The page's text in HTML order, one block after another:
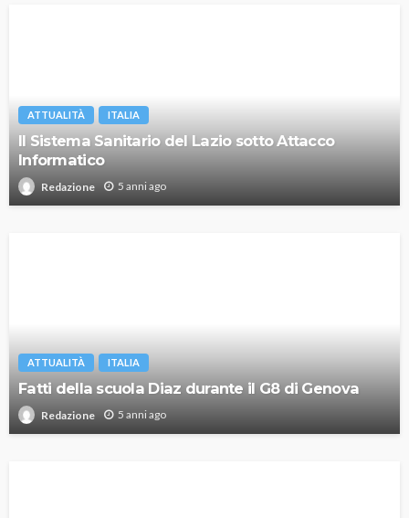
ATTUALITÀ ITALIA
Il Sistema Sanitario del Lazio sotto Attacco
Informatico
Redazione 5 anni ago
ATTUALITÀ ITALIA
Fatti della scuola Diaz durante il G8 di Genova
Redazione 5 anni ago